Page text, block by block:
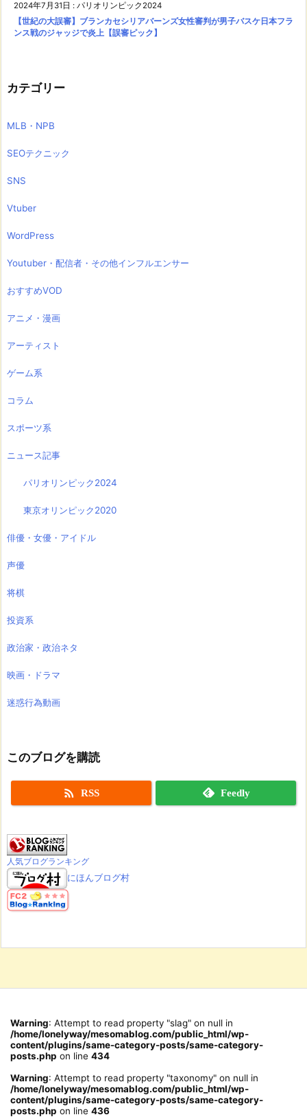
2024年7月31日 : パリオリンピック2024
【世紀の大誤審】ブランカセシリアバーンズ女性審判が男子バスケ日本フラ
ンス戦のジャッジで炎上【誤審ピック】
カテゴリー
MLB・NPB
SEOテクニック
SNS
Vtuber
WordPress
Youtuber・配信者・その他インフルエンサー
おすすめVOD
アニメ・漫画
アーティスト
ゲーム系
コラム
スポーツ系
ニュース記事
パリオリンピック2024
東京オリンピック2020
俳優・女優・アイドル
声優
将棋
投資系
政治家・政治ネタ
映画・ドラマ
迷惑行為動画
このブログを購読
 RSS Feedly
人気ブログランキング
にほんブログ村
Warning: Attempt to read property "slag" on null in
/home/lonelyway/mesomablog.com/public_html/wp-
content/plugins/same-category-posts/same-category-
posts.php on line 434
Warning: Attempt to read property "taxonomy" on null in
/home/lonelyway/mesomablog.com/public_html/wp-
content/plugins/same-category-posts/same-category-
posts.php on line 436